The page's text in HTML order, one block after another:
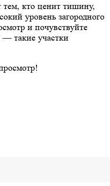
тем, кто ценит тишину,
уровень загородного
и почувствуйте
— такие участки